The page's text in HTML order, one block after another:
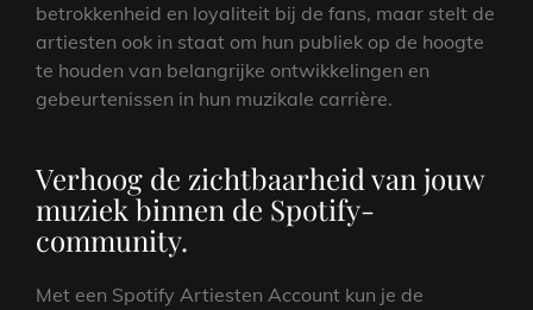
betrokkenheid en loyaliteit bij de fans, maar stelt de
artiesten ook in staat om hun publiek op de hoogte
te houden van belangrijke ontwikkelingen en
gebeurtenissen in hun muzikale carrière.
Verhoog de zichtbaarheid van jouw
muziek binnen de Spotify-
community.
Met een Spotify Artiesten Account kun je de